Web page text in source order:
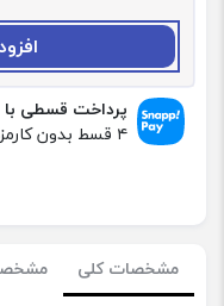
پرداخت قسطی
۴ قسط بدون کارمزد، ماهانه
مشخصات کلی